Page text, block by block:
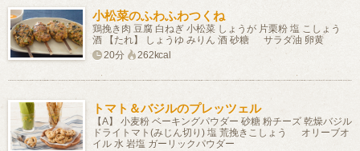
小松菜のふわふわつくね
鶏挽き肉 豆腐 白ねぎ 小松菜 しょうが 片栗粉 塩 こしょう
酒 【たれ】 しょうゆ みりん 酒 砂糖 サラダ油 卵黄
20分
262kcal
トマト＆バジルのプレッツェル
【A】 小麦粉 ベーキングパウダー 砂糖 粉チーズ 乾燥バジル
ドライトマト(みじん切り) 塩 荒挽きこしょう オリーブオ
イル 水 岩塩 ガーリックパウダー